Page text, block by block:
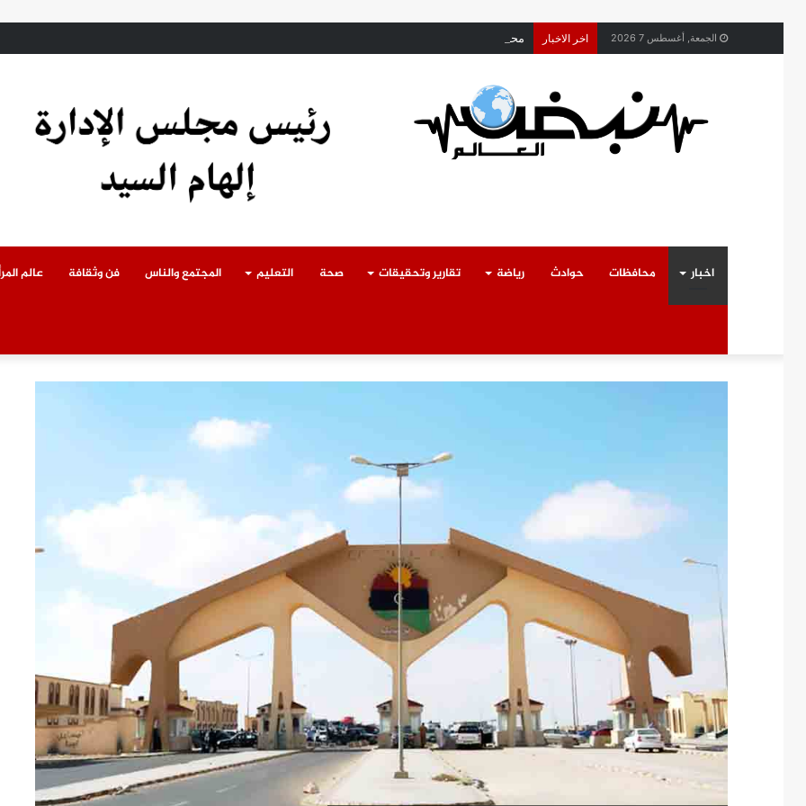
الجمعة, أغسطس 7 2026 اخر الاخبار محافظ القليوبية يتابع حادث سقوط سقف أثناء إزالة مبنى مخالف بطوخ ويوجه بصرف إعانة عاجلة لأسرة
اخبار محافظات حوادث رياضة تقارير وتحقيقات صحة التعليم المجتمع والناس فن وثقافة عالم